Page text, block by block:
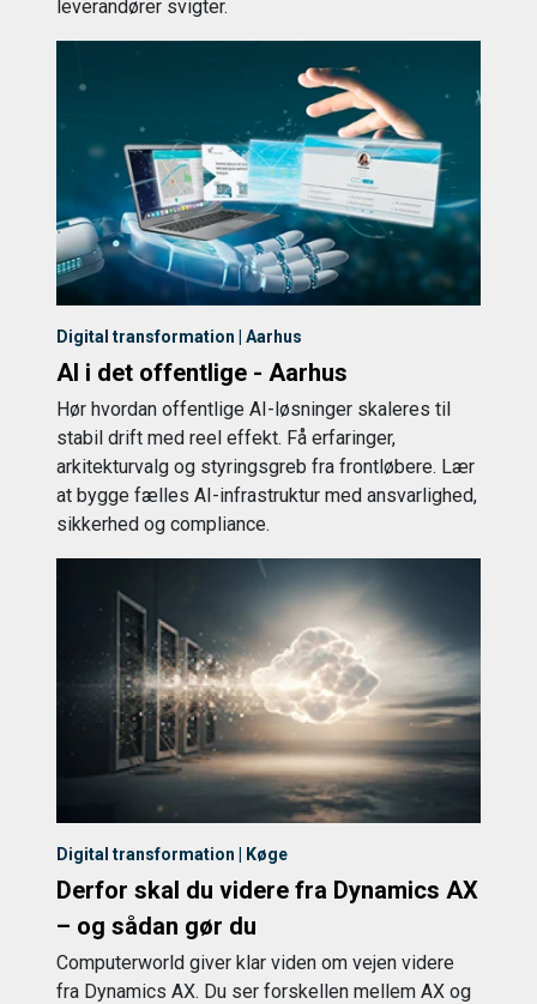
leverandører svigter.
Digital transformation | Aarhus
AI i det offentlige - Aarhus
Hør hvordan offentlige AI-løsninger skaleres til
stabil drift med reel effekt. Få erfaringer,
arkitekturvalg og styringsgreb fra frontløbere. Lær
at bygge fælles AI-infrastruktur med ansvarlighed,
sikkerhed og compliance.
Digital transformation | Køge
Derfor skal du videre fra Dynamics AX
– og sådan gør du
Computerworld giver klar viden om vejen videre
fra Dynamics AX. Du ser forskellen mellem AX og